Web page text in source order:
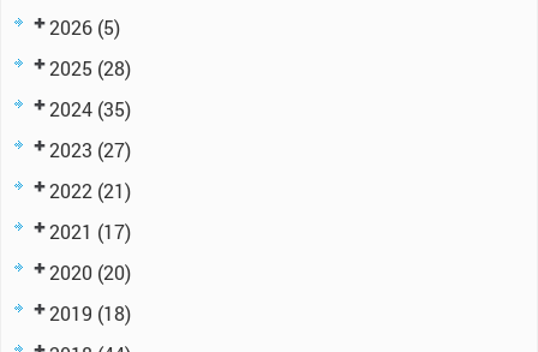
2026 (5)
2025 (28)
2024 (35)
2023 (27)
2022 (21)
2021 (17)
2020 (20)
2019 (18)